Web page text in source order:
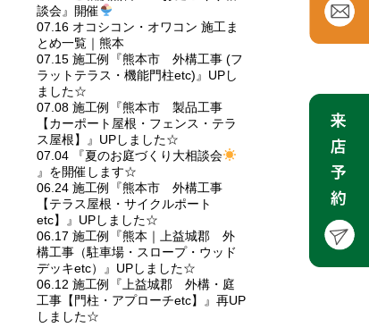
談会』開催
07.16 オコシコン・オワコン 施工ま
とめ一覧｜熊本
07.15 施工例『熊本市 外構工事 (フ
ラットテラス・機能門柱etc)』UPし
ました☆
07.08 施工例『熊本市 製品工事
【カーポート屋根・フェンス・テラ
ス屋根】』UPしました☆
07.04 『夏のお庭づくり大相談会
』を開催します☆
06.24 施工例『熊本市 外構工事
【テラス屋根・サイクルポート
etc】』UPしました☆
06.17 施工例『熊本｜上益城郡 外
構工事（駐車場・スロープ・ウッド
デッキetc）』UPしました☆
06.12 施工例『上益城郡 外構・庭
工事【門柱・アプローチetc】』再UP
しました☆